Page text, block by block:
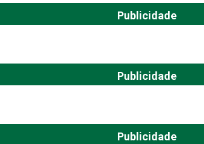
Publicidade
Publicidade
Publicidade